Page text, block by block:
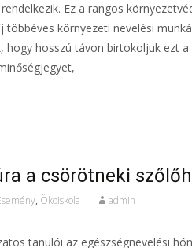
Ez a rangos
többéves környezeti nevelési
hogy hosszú távon birtokoljuk ezt a
a csörötneki
, Ökoiskola admin
tanulói az egészségnevelési